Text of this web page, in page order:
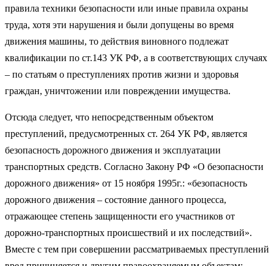
правила техники безопасности или иные правила охраны
труда, хотя эти нарушения и были допущены во время
движения машины, то действия виновного подлежат
квалификации по ст.143 УК РФ, а в соответствующих случаях
– по статьям о преступлениях против жизни и здоровья
граждан, уничтожении или повреждении имущества.
Отсюда следует, что непосредственным объектом
преступлений, предусмотренных ст. 264 УК РФ, является
безопасность дорожного движения и эксплуатации
транспортных средств. Согласно Закону РФ «О безопасности
дорожного движения» от 15 ноября 1995г.: «безопасность
дорожного движения – состояние данного процесса,
отражающее степень защищенности его участников от
дорожно-транспортных происшествий и их последствий».
Вместе с тем при совершении рассматриваемых преступлений